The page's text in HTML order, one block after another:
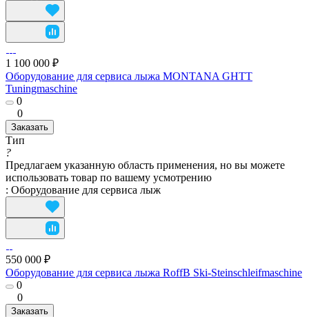
1 100 000 ₽
Оборудование для сервисa лыжа MONTANA GHTT
Tuningmaschine
0
0
Заказать
Тип
?
Предлагаем указанную область применения, но вы можете
использовать товар по вашему усмотрению
: Оборудование для сервисa лыж
550 000 ₽
Оборудование для сервисa лыжа RoffB Ski-Steinschleifmaschine
0
0
Заказать